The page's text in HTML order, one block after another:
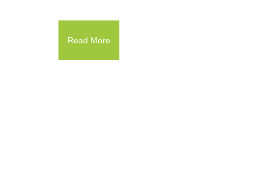
Read More